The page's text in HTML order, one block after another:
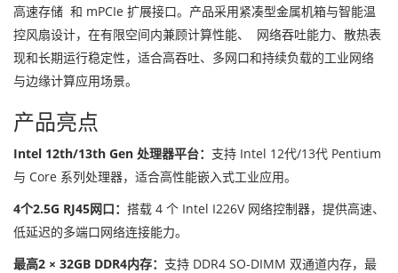
高速存储 和 mPCIe 扩展接口。产品采用紧凑型金属机箱与智能温
控风扇设计，在有限空间内兼顾计算性能、 网络吞吐能力、散热表
现和长期运行稳定性，适合高吞吐、多网口和持续负载的工业网络
与边缘计算应用场景。
产品亮点
Intel 12th/13th Gen 处理器平台： 支持 Intel 12代/13代 Pentium
与 Core 系列处理器，适合高性能嵌入式工业应用。
4个2.5G RJ45网口： 搭载 4 个 Intel I226V 网络控制器，提供高速、
低延迟的多端口网络连接能力。
最高2 × 32GB DDR4内存： 支持 DDR4 SO-DIMM 双通道内存，最